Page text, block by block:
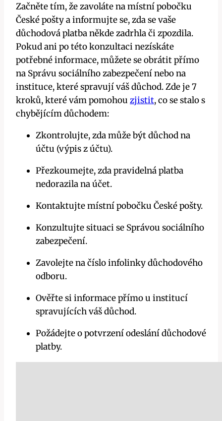
Začněte tím, že zavoláte na místní⁣ pobočku
České pošty a informujte se, zda se vaše
důchodová platba někde zadrhla či zpozdila.
Pokud ani po​ této konzultaci nezískáte
potřebné informace, můžete se obrátit přímo
na Správu sociálního zabezpečení nebo na
instituce,⁤ které spravují ⁢váš důchod. Zde je 7
kroků, které vám pomohou zjistit,⁣ co se stalo s
chybějícím důchodem:
Zkontrolujte, zda může být důchod ⁣na
účtu (výpis z účtu).
Přezkoumejte, zda pravidelná platba
nedorazila​ na účet.
Kontaktujte místní pobočku České pošty.
Konzultujte⁤ situaci se Správou sociálního
zabezpečení.
Zavolejte na číslo ‌infolinky důchodového
odboru.
Ověřte si informace přímo u institucí
spravujících váš důchod.
Požádejte o potvrzení odeslání důchodové
platby.